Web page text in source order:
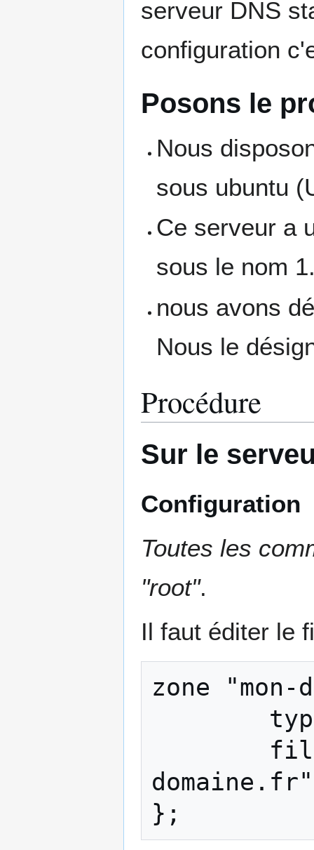
serveur DNS
configuration
Posons le
Nous
sous ubuntu
Ce serveur a
sous le nom
nous avons
Nous le
Procédure
Sur le
Configuration
Toutes les
"root".
Il faut éditer le
zone